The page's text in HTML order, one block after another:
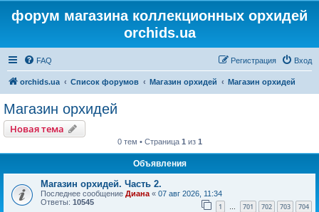
форум магазина коллекционных орхидей
orchids.ua
FAQ Вход
Регистрация
orchids.ua Список форумов Магазин орхидей Магазин орхидей
Магазин орхидей
Новая тема
0 тем • Страница 1 из 1
Объявления
Магазин орхидей. Часть 2.
Последнее сообщение Диана « 07 авг 2026, 11:34
Ответы: 10545 1 … 701 702 703 704